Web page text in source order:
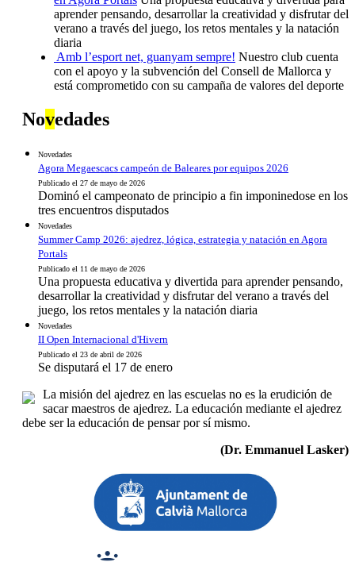
aprender pensando, desarrollar la creatividad y disfrutar del
verano a través del juego, los retos mentales y la natación
diaria
Amb l’esport net, guanyam sempre! Nuestro club cuenta
con el apoyo y la subvención del Consell de Mallorca y
está comprometido con su campaña de valores del deporte
Novedades
Novedades
Agora Megaescacs campeón de Baleares por equipos 2026
Publicado el 27 de mayo de 2026
Dominó el campeonato de principio a fin imponinedose en los
tres encuentros disputados
Novedades
Summer Camp 2026: ajedrez, lógica, estrategia y natación en Agora
Portals
Publicado el 11 de mayo de 2026
Una propuesta educativa y divertida para aprender pensando,
desarrollar la creatividad y disfrutar del verano a través del
juego, los retos mentales y la natación diaria
Novedades
II Open Internacional d'Hivern
Publicado el 23 de abril de 2026
Se disputará el 17 de enero
La misión del ajedrez en las escuelas no es la erudición de
sacar maestros de ajedrez. La educación mediante el ajedrez
debe ser la educación de pensar por sí mismo.
(Dr. Emmanuel Lasker)